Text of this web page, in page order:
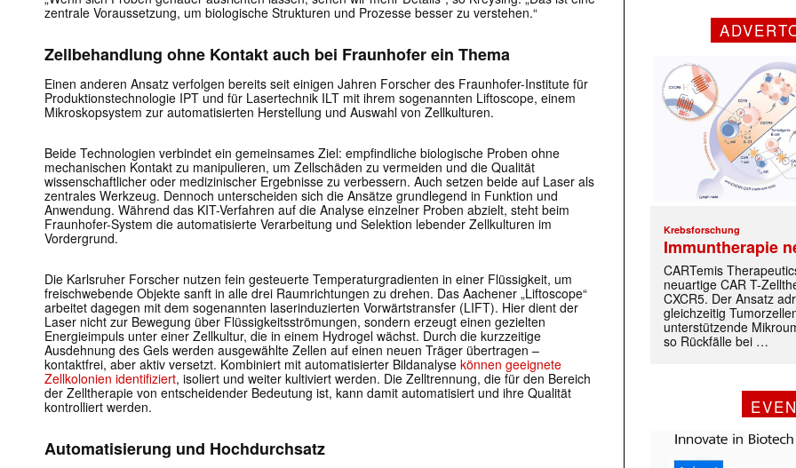
zentrale Voraussetzung, um biologische Strukturen und Prozesse besser zu verstehen.“
Zellbehandlung ohne Kontakt auch bei Fraunhofer ein Thema
Einen anderen Ansatz verfolgen bereits seit einigen Jahren Forscher des Fraunhofer-Institute für
Produktionstechnologie IPT und für Lasertechnik ILT mit ihrem sogenannten Liftoscope, einem
Mikroskopsystem zur automatisierten Herstellung und Auswahl von Zellkulturen.
Beide Technologien verbindet ein gemeinsames Ziel: empfindliche biologische Proben ohne
mechanischen Kontakt zu manipulieren, um Zellschäden zu vermeiden und die Qualität
wissenschaftlicher oder medizinischer Ergebnisse zu verbessern. Auch setzen beide auf Laser als
zentrales Werkzeug. Dennoch unterscheiden sich die Ansätze grundlegend in Funktion und
Anwendung. Während das KIT-Verfahren auf die Analyse einzelner Proben abzielt, steht beim
Fraunhofer-System die automatisierte Verarbeitung und Selektion lebender Zellkulturen im
Vordergrund.
Die Karlsruher Forscher nutzen fein gesteuerte Temperaturgradienten in einer Flüssigkeit, um
freischwebende Objekte sanft in alle drei Raumrichtungen zu drehen. Das Aachener „Liftoscope“
arbeitet dagegen mit dem sogenannten laserinduzierten Vorwärtstransfer (LIFT). Hier dient der
Laser nicht zur Bewegung über Flüssigkeitsströmungen, sondern erzeugt einen gezielten
Energieimpuls unter einer Zellkultur, die in einem Hydrogel wächst. Durch die kurzzeitige
Ausdehnung des Gels werden ausgewählte Zellen auf einen neuen Träger übertragen –
kontaktfrei, aber aktiv versetzt. Kombiniert mit automatisierter Bildanalyse können geeignete
Zellkolonien identifiziert, isoliert und weiter kultiviert werden. Die Zelltrennung, die für den Bereich
der Zelltherapie von entscheidender Bedeutung ist, kann damit automatisiert und ihre Qualität
kontrolliert werden.
Automatisierung und Hochdurchsatz
Krebsforschung
Immuntherapie
CARTemis
neuartige CAR T-
CXCR5. Der Ansatz
gleichzeitig
unterstützende
so Rückfälle bei …